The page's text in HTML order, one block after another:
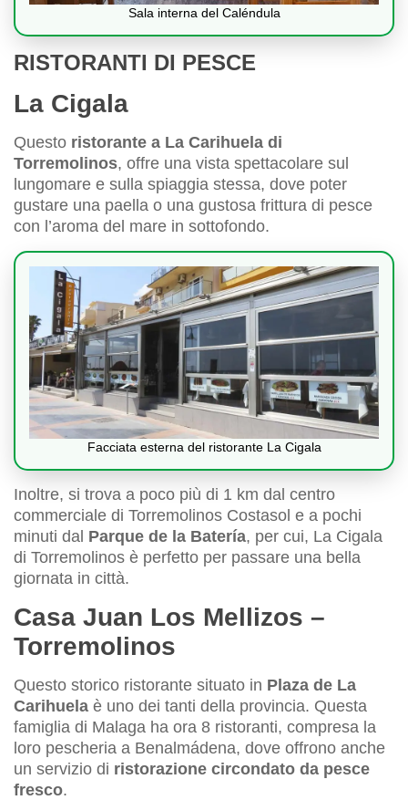
Sala interna del Caléndula
RISTORANTI DI PESCE
La Cigala
Questo ristorante a La Carihuela di
Torremolinos, offre una vista spettacolare sul
lungomare e sulla spiaggia stessa, dove poter
gustare una paella o una gustosa frittura di pesce
con l’aroma del mare in sottofondo.
Facciata esterna del ristorante La Cigala
Inoltre, si trova a poco più di 1 km dal centro
commerciale di Torremolinos Costasol e a pochi
minuti dal Parque de la Batería, per cui, La Cigala
di Torremolinos è perfetto per passare una bella
giornata in città.
Casa Juan Los Mellizos –
Torremolinos
Questo storico ristorante situato in Plaza de La
Carihuela è uno dei tanti della provincia. Questa
famiglia di Malaga ha ora 8 ristoranti, compresa la
loro pescheria a Benalmádena, dove offrono anche
un servizio di ristorazione circondato da pesce
fresco.